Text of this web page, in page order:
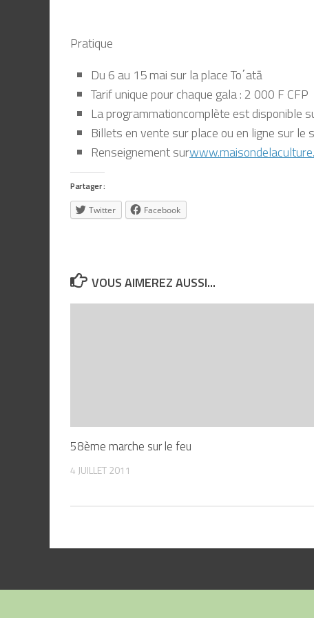
Pratique
Du 6 au 15 mai sur la place To΄atā
Tarif unique pour chaque gala : 2 000 F CFP
La programmationcomplète est disponible
Billets en vente sur place ou en ligne sur le
Renseignement sur
Partager :
Twitter Facebook
VOUS AIMEREZ AUSSI...
58ème marche sur le feu
4 JUILLET 2011